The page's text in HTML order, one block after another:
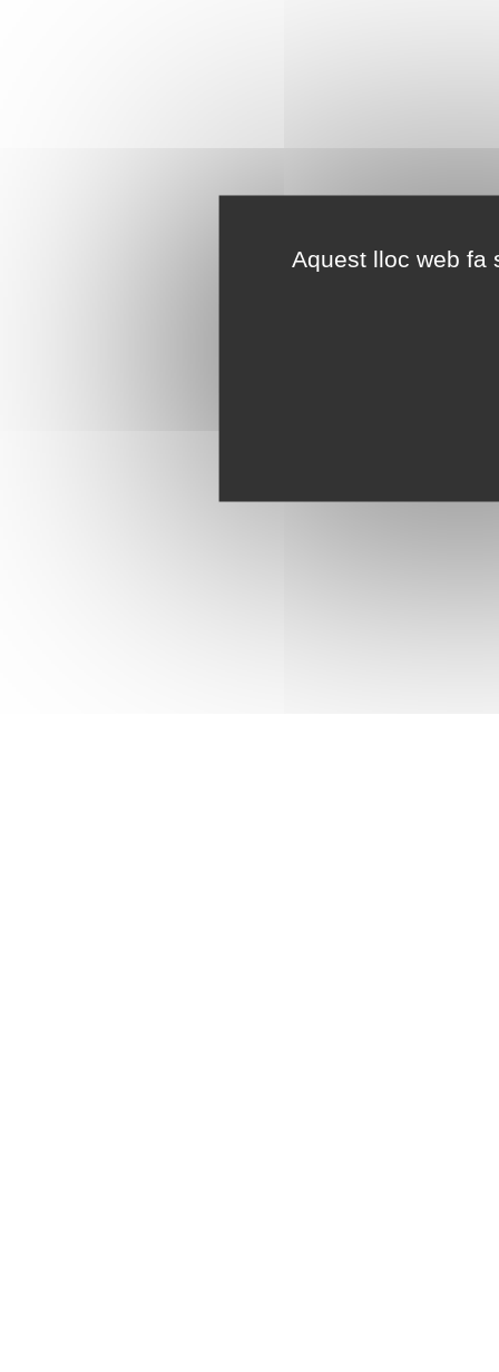
Aquest lloc web fa